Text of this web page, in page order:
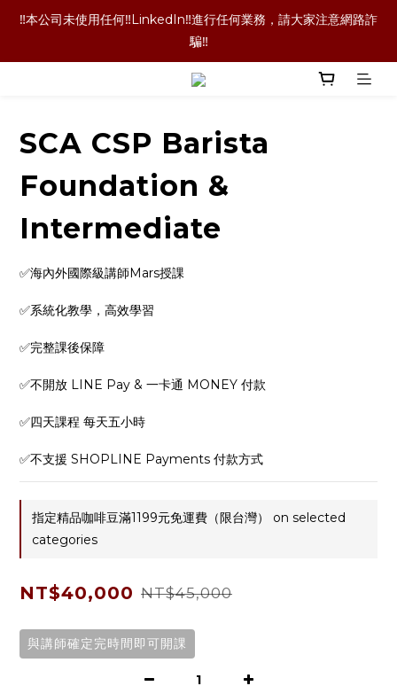
‼️本公司未使用任何‼️LinkedIn‼️進行任何業務，請大家注意網路詐
騙‼️
‼️本公司未使用任何‼️LinkedIn‼️進行任何業務，請大家注意網路詐
騙‼️
‼️咖啡豆喝完了！咖啡袋就丟掉嗎！當然不是囉！長期購買的老客
‼️單品咖啡任選二包9折優惠！買更多折扣越多喔‼️
騙‼️
SCA CSP Barista
Foundation &
Intermediate
✅海內外國際級講師Mars授課
✅系統化教學，高效學習
✅完整課後保障
✅不開放 LINE Pay & 一卡通 MONEY 付款
✅四天課程 每天五小時
✅不支援 SHOPLINE Payments 付款方式
指定精品咖啡豆滿1199元免運費（限台灣） on selected
categories
NT$40,000 NT$45,000
與講師確定完時間即可開課